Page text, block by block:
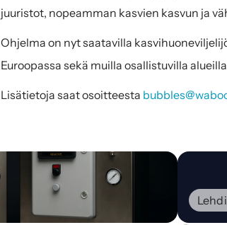
juuristot, nopeamman kasvien kasvun ja
Ohjelma on nyt saatavilla
Euroopassa sekä muilla osallistuvilla
Lisätietoja saat osoitteesta